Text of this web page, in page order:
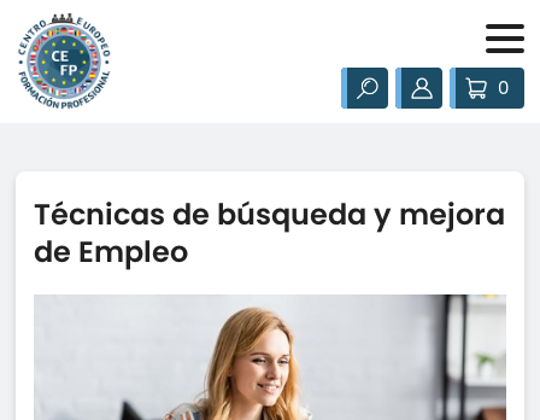
0
Técnicas de búsqueda y mejora
de Empleo